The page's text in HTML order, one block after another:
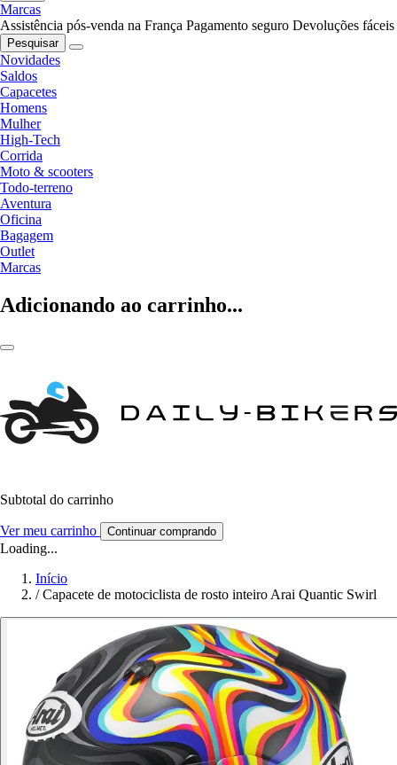
Marcas
Assistência pós-venda na França Pagamento seguro Devoluções fáceis
Pesquisar
Novidades
Saldos
Capacetes
Homens
Mulher
High-Tech
Corrida
Moto & scooters
Todo-terreno
Aventura
Oficina
Bagagem
Outlet
Marcas
Adicionando ao carrinho...
Subtotal do carrinho
Ver meu carrinho Continuar comprando
Loading...
Início
/ Capacete de motociclista de rosto inteiro Arai Quantic Swirl